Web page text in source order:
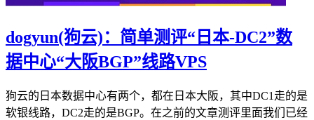
dogyun(狗云)：简单测评“日本-DC2”数
据中心“大阪BGP”线路VPS
狗云的日本数据中心有两个，都在日本大阪，其中DC1走的是
软银线路，DC2走的是BGP。在之前的文章测评里面我们已经